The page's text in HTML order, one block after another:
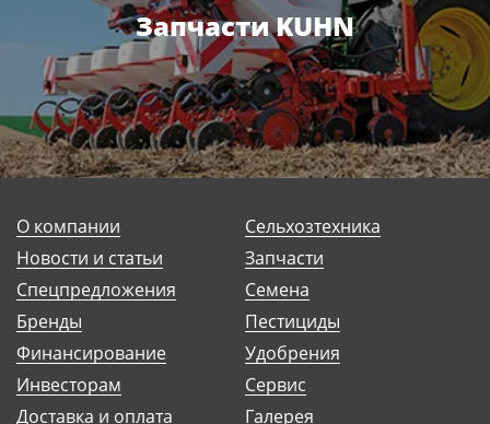
Запчасти KUHN
О компании
Новости и статьи
Спецпредложения
Бренды
Финансирование
Инвесторам
Доставка и оплата
Сельхозтехника
Запчасти
Семена
Пестициды
Удобрения
Сервис
Галерея